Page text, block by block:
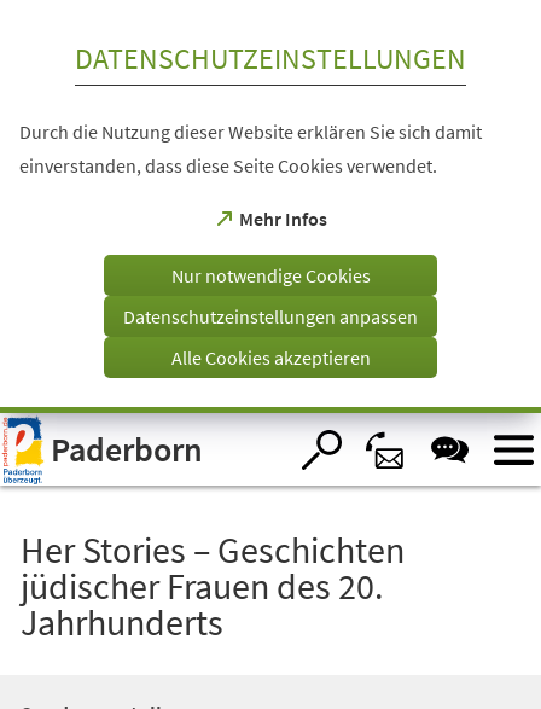
Visuelle
Assistenzsoftware
öffnen.
DATENSCHUTZEINSTELLUNGEN
Durch die Nutzung dieser Website erklären Sie sich damit
einverstanden, dass diese Seite Cookies verwendet.
Mehr Infos
(Öffnet
einem
Tab)
Nur notwendige Cookies
Datenschutzeinstellungen anpassen
Alle Cookies akzeptieren
Paderborn
Her Stories – Geschichten
jüdischer Frauen des 20.
Jahrhunderts